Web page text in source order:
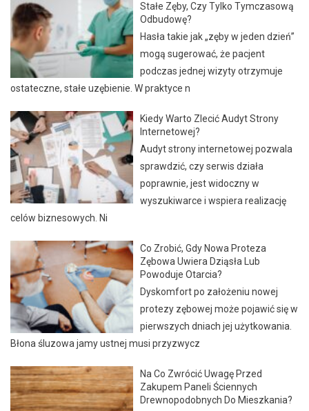
Stałe Zęby, Czy Tylko Tymczasową
Odbudowę?
Hasła takie jak „zęby w jeden dzień”
mogą sugerować, że pacjent
podczas jednej wizyty otrzymuje
ostateczne, stałe uzębienie. W praktyce n
Kiedy Warto Zlecić Audyt Strony
Internetowej?
Audyt strony internetowej pozwala
sprawdzić, czy serwis działa
poprawnie, jest widoczny w
wyszukiwarce i wspiera realizację
celów biznesowych. Ni
Co Zrobić, Gdy Nowa Proteza
Zębowa Uwiera Dziąsła Lub
Powoduje Otarcia?
Dyskomfort po założeniu nowej
protezy zębowej może pojawić się w
pierwszych dniach jej użytkowania.
Błona śluzowa jamy ustnej musi przyzwycz
Na Co Zwrócić Uwagę Przed
Zakupem Paneli Ściennych
Drewnopodobnych Do Mieszkania?